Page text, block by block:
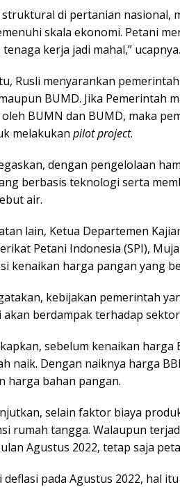
struktural di pertanian nasional,
skala ekonomi. Petani
kerja jadi mahal,” ucapnya.
Rusli menyarankan
BUMD. Jika Pemerintah
BUMN dan BUMD, maka
melakukan pilot project.
dengan pengelolaan
berbasis teknologi serta
air.
lain, Ketua Departemen
Petani Indonesia (SPI),
kenaikan harga pangan yang
kebijakan pemerintah
akan berdampak terhadap
sebelum kenaikan
naik. Dengan naiknya harga
harga bahan pangan.
selain faktor biaya
rumah tangga. Walaupun
Agustus 2022, tetap saja
deflasi pada Agustus 2022, hal